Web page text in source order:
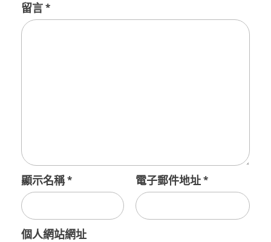
留言*
顯示名稱* 電子郵件地址*
個人網站網址